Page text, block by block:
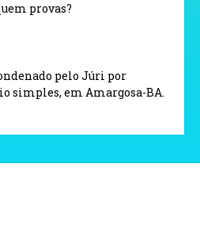
provas?
pelo Júri por
simples, em Amargosa-BA.